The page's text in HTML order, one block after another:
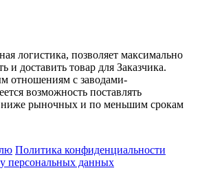
логистика, позволяет максимально
и доставить товар для Заказчика.
отношениям с заводами-
возможность поставлять
рыночных и по меньшим срокам
Политика конфиденциальности
персональных данных